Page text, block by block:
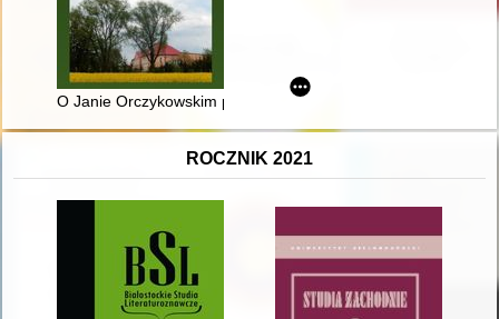
O Janie Orczykowskim poecie z Chwałowic
ROCZNIK 2021